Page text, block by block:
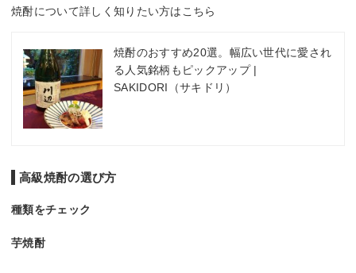
焼酎について詳しく知りたい方はこちら
焼酎のおすすめ20選。幅広い世代に愛され
る人気銘柄もピックアップ |
SAKIDORI（サキドリ）
高級焼酎の選び方
種類をチェック
芋焼酎